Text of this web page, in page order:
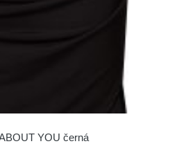
YOU černá